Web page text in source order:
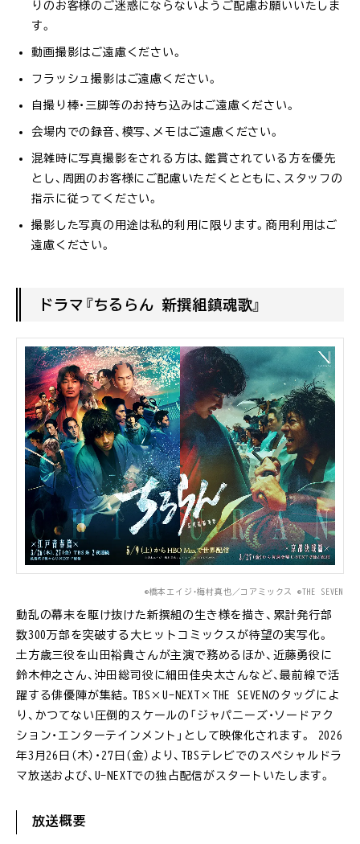
りのお客様のご迷惑にならないようご配慮お願いいたしま
す。
動画撮影はご遠慮ください。
フラッシュ撮影はご遠慮ください。
自撮り棒・三脚等のお持ち込みはご遠慮ください。
会場内での録音、模写、メモはご遠慮ください。
混雑時に写真撮影をされる方は、鑑賞されている方を優先
とし、周囲のお客様にご配慮いただくとともに、スタッフの
指示に従ってください。
撮影した写真の用途は私的利用に限ります。商用利用はご
遠慮ください。
ドラマ『ちるらん 新撰組鎮魂歌』
©橋本エイジ・梅村真也／コアミックス ©THE SEVEN
動乱の幕末を駆け抜けた新撰組の生き様を描き、累計発行部
数300万部を突破する大ヒットコミックスが待望の実写化。
土方歳三役を山田裕貴さんが主演で務めるほか、近藤勇役に
鈴木伸之さん、沖田総司役に細田佳央太さんなど、最前線で活
躍する俳優陣が集結。TBS×U-NEXT×THE SEVENのタッグによ
り、かつてない圧倒的スケールの「ジャパニーズ・ソードアク
ション・エンターテインメント」として映像化されます。 2026
年3月26日（木）・27日（金）より、TBSテレビでのスペシャルドラ
マ放送および、U-NEXTでの独占配信がスタートいたします。
放送概要